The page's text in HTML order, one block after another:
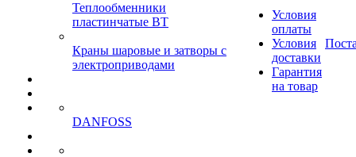
Теплообменники
пластинчатые ВТ
Краны шаровые и затворы с
электроприводами
DANFOSS
Условия
оплаты
Условия
доставки
Гарантия
на товар